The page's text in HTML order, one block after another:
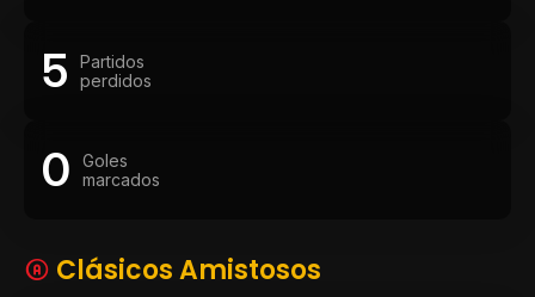
5
Partidos
perdidos
0
Goles
marcados
Clásicos Amistosos